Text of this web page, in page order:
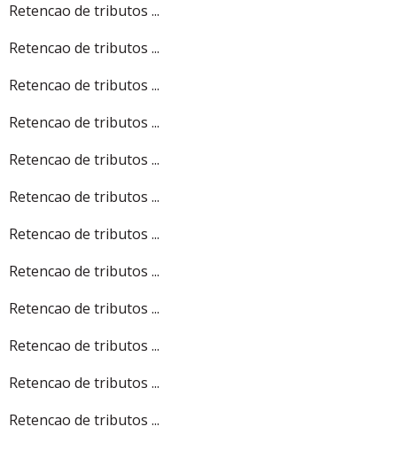
Retencao de tributos ...
Retencao de tributos ...
Retencao de tributos ...
Retencao de tributos ...
Retencao de tributos ...
Retencao de tributos ...
Retencao de tributos ...
Retencao de tributos ...
Retencao de tributos ...
Retencao de tributos ...
Retencao de tributos ...
Retencao de tributos ...